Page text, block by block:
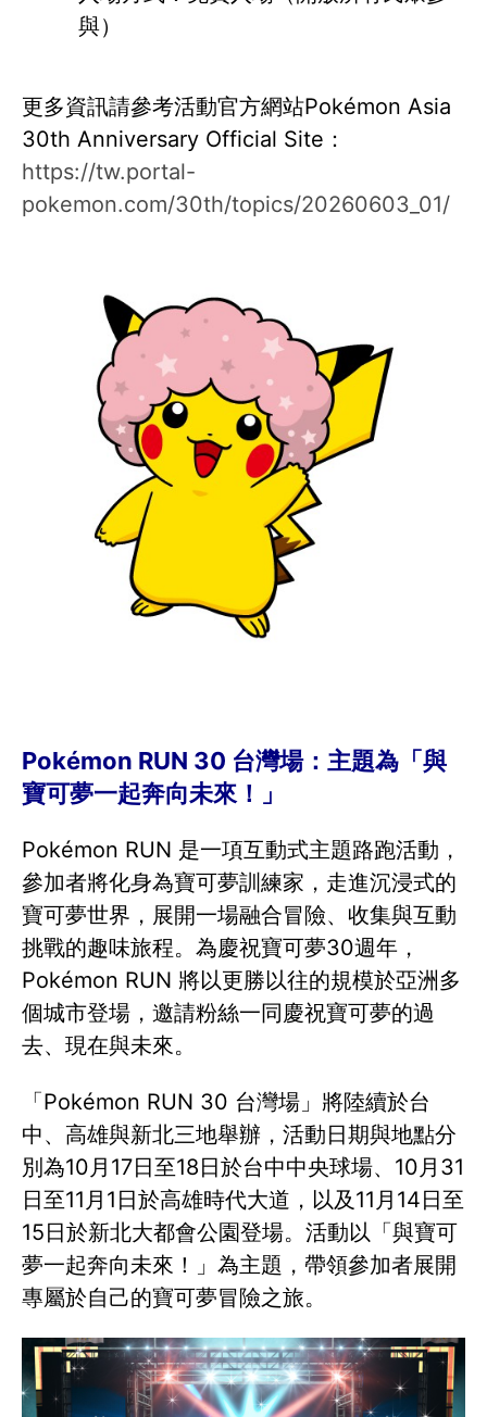
與）
更多資訊請參考活動官方網站Pokémon Asia
30th Anniversary Official Site：
https://tw.portal-
pokemon.com/30th/topics/20260603_01/
Pokémon RUN 30 台灣場：主題為「與
寶可夢一起奔向未來！」
Pokémon RUN 是一項互動式主題路跑活動，
參加者將化身為寶可夢訓練家，走進沉浸式的
寶可夢世界，展開一場融合冒險、收集與互動
挑戰的趣味旅程。為慶祝寶可夢30週年，
Pokémon RUN 將以更勝以往的規模於亞洲多
個城市登場，邀請粉絲一同慶祝寶可夢的過
去、現在與未來。
「Pokémon RUN 30 台灣場」將陸續於台
中、高雄與新北三地舉辦，活動日期與地點分
別為10月17日至18日於台中中央球場、10月31
日至11月1日於高雄時代大道，以及11月14日至
15日於新北大都會公園登場。活動以「與寶可
夢一起奔向未來！」為主題，帶領參加者展開
專屬於自己的寶可夢冒險之旅。